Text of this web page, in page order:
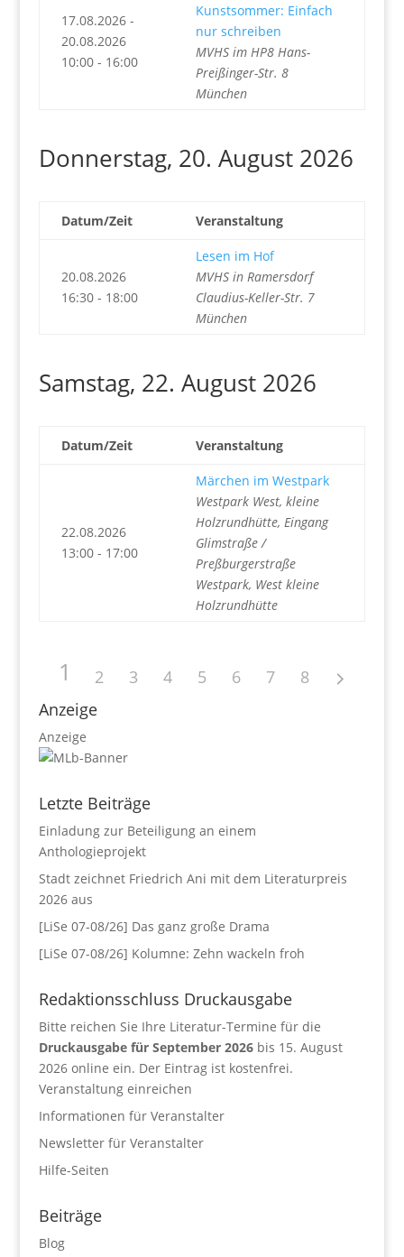
17.08.2026 -
20.08.2026
10:00 - 16:00
Kunstsommer: Einfach
nur schreiben
MVHS im HP8 Hans-
Preißinger-Str. 8
München
Donnerstag, 20. August 2026
Datum/Zeit Veranstaltung
20.08.2026
16:30 - 18:00
Lesen im Hof
MVHS in Ramersdorf
Claudius-Keller-Str. 7
München
Samstag, 22. August 2026
Datum/Zeit Veranstaltung
22.08.2026
13:00 - 17:00
Märchen im Westpark
Westpark West, kleine
Holzrundhütte, Eingang
Glimstraße /
Preßburgerstraße
Westpark, West kleine
Holzrundhütte
1 2 3 4 5 6 7
8
Anzeige
Anzeige
Letzte Beiträge
Einladung zur Beteiligung an einem
Anthologieprojekt
Stadt zeichnet Friedrich Ani mit dem Literaturpreis
2026 aus
[LiSe 07-08/26] Das ganz große Drama
[LiSe 07-08/26] Kolumne: Zehn wackeln froh
Redaktionsschluss Druckausgabe
Bitte reichen Sie Ihre Literatur-Termine für die
Druckausgabe für September 2026bis 15. August
2026 online ein. Der Eintrag ist kostenfrei.
Veranstaltung einreichen
Informationen für Veranstalter
Newsletter für Veranstalter
Hilfe-Seiten
Beiträge
Blog